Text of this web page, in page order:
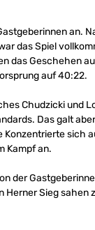
an.
das Spiel
das Geschehen
auf 40:22.
Chudzicki und
Das galt
sich
Kampf an.
der
Herner Sieg